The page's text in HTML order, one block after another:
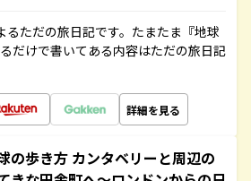
るただの旅日記です。たまたま『地球
だけで書いてある内容はただの旅日記
詳細を見る
の歩き方 カンタベリーと周辺の